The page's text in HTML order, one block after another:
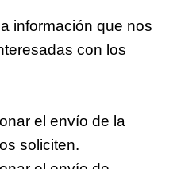
información que nos
con los
el envío de la
soliciten.